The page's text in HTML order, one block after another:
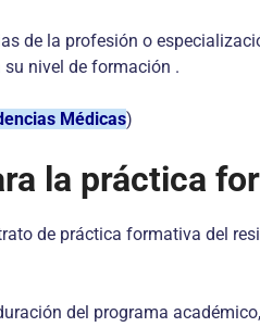
de la profesión o
nivel de formación .
Médicas)
la práctica
de práctica formativa del
del programa